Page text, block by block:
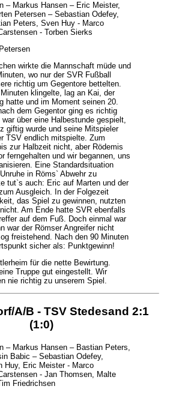
– Markus Hansen – Eric Meister,
Petersen – Sebastian Odefey,
Peters, Sven Huy - Marco
- Torben Sierks
wirkte die Mannschaft müde und
wo nur der SVR Fußball
richtig um Gegentore bettelten.
klingelte, lag an Kai, der
hatte und im Moment seinen 20.
dem Gegentor ging es richtig
über eine Halbestunde gespielt,
giftig wurde und seine Mitspieler
TSV endlich mitspielte. Zum
zur Halbzeit nicht, aber Rödemis
ferngehalten und wir begannen, uns
Eine Standardsituation
in Röms` Abwehr zu
tut`s auch: Eric auf Marten und der
Ausgleich. In der Folgezeit
das Spiel zu gewinnen, nutzten
Am Ende hatte SVR ebenfalls
auf dem Fuß. Doch einmal war
war der Römser Angreifer nicht
freistehend. Nach den 90 Minuten
sicher als: Punktgewinn!
für die nette Bewirtung.
Truppe gut eingestellt. Wir
nie richtig zu unserem Spiel.
A/B - TSV Stedesand 2:1
(1:0)
– Markus Hansen – Bastian Peters,
Babic – Sebastian Odefey,
Huy, Eric Meister - Marco
- Jan Thomsen, Malte
Friedrichsen